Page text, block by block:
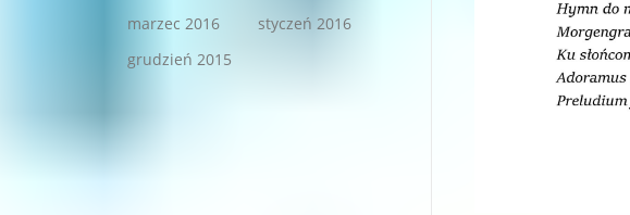
marzec 2016
styczeń 2016
grudzień 2015